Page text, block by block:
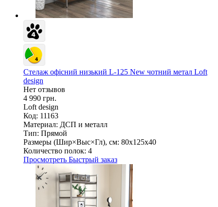
Стелаж офісний низький L-125 New чотний метал Loft
design
Нет отзывов
4 990 грн.
Loft design
Код: 11163
Материал: ДСП и металл
Тип: Прямой
Размеры (Шир×Выс×Гл), см: 80х125х40
Количество полок: 4
Просмотреть Быстрый заказ